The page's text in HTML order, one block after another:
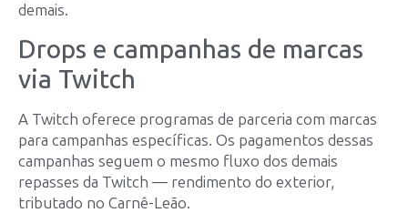
demais.
Drops e campanhas de marcas
via Twitch
A Twitch oferece programas de parceria com marcas
para campanhas específicas. Os pagamentos dessas
campanhas seguem o mesmo fluxo dos demais
repasses da Twitch — rendimento do exterior,
tributado no Carnê-Leão.